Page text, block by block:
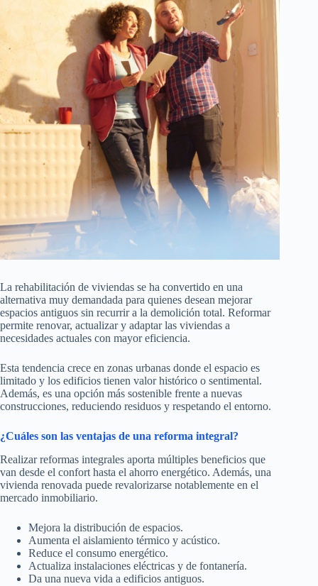
La rehabilitación de viviendas se ha convertido en una
alternativa muy demandada para quienes desean mejorar
espacios antiguos sin recurrir a la demolición total. Reformar
permite renovar, actualizar y adaptar las viviendas a
necesidades actuales con mayor eficiencia.
Esta tendencia crece en zonas urbanas donde el espacio es
limitado y los edificios tienen valor histórico o sentimental.
Además, es una opción más sostenible frente a nuevas
construcciones, reduciendo residuos y respetando el entorno.
¿Cuáles son las ventajas de una reforma integral?
Realizar reformas integrales aporta múltiples beneficios que
van desde el confort hasta el ahorro energético. Además, una
vivienda renovada puede revalorizarse notablemente en el
mercado inmobiliario.
Mejora la distribución de espacios.
Aumenta el aislamiento térmico y acústico.
Reduce el consumo energético.
Actualiza instalaciones eléctricas y de fontanería.
Da una nueva vida a edificios antiguos.